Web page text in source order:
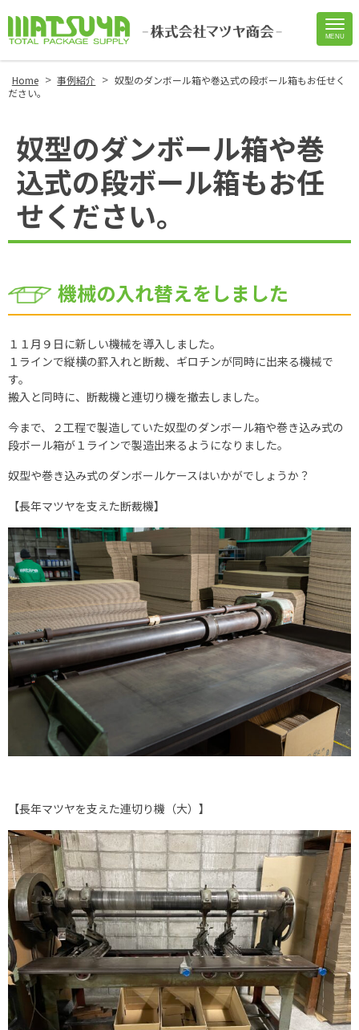
MENU
Home > 事例紹介 > 奴型のダンボール箱や巻込式の段ボール箱もお任せく
ださい。
奴型のダンボール箱や巻
込式の段ボール箱もお任
せください。
機械の入れ替えをしました
１１月９日に新しい機械を導入しました。
１ラインで縦横の罫入れと断裁、ギロチンが同時に出来る機械で
す。
搬入と同時に、断裁機と連切り機を撤去しました。
今まで、２工程で製造していた奴型のダンボール箱や巻き込み式の
段ボール箱が１ラインで製造出来るようになりました。
奴型や巻き込み式のダンボールケースはいかがでしょうか？
【長年マツヤを支えた断裁機】
【長年マツヤを支えた連切り機（大）】
Site
Footer